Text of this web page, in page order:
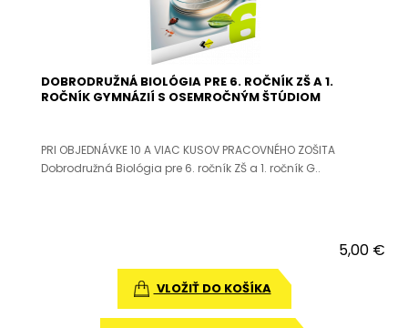
DOBRODRUŽNÁ BIOLÓGIA PRE 6. ROČNÍK ZŠ A 1.
ROČNÍK GYMNÁZIÍ S OSEMROČNÝM ŠTÚDIOM
PRI OBJEDNÁVKE 10 A VIAC KUSOV PRACOVNÉHO ZOŠITA
Dobrodružná Biológia pre 6. ročník ZŠ a 1. ročník G..
5,00 €
VLOŽIŤ DO KOŠÍKA